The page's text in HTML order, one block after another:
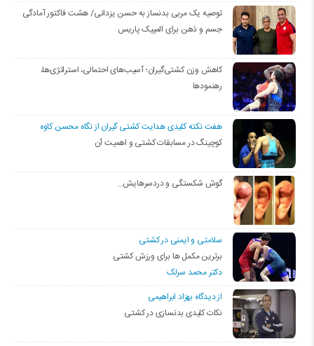
توصیه یک مربی بدنساز به حسن یزدانی/ هشت فاکتور آمادگی
جسم و ذهن برای المپیک پاریس
کاهش وزن کشتی‌گیران؛ آسیب‌های احتمالی، استراتژی‌ها،
رهنمودها
هفت نکته کلیدی هدایت کشتی گیران از نگاه محسن کاوه
کوچینگ در مسابقات کشتی و اهمیت آن
گوش شکستگی و دردسرهایش…
سلامتی و ایمنی در کشتی
برترین مکمل ها برای ورزش کشتی
دکتر محمد سرلک
از دیدگاه بهزاد ابراهیمی
نکات کلیدی بدنسازی در کشتی